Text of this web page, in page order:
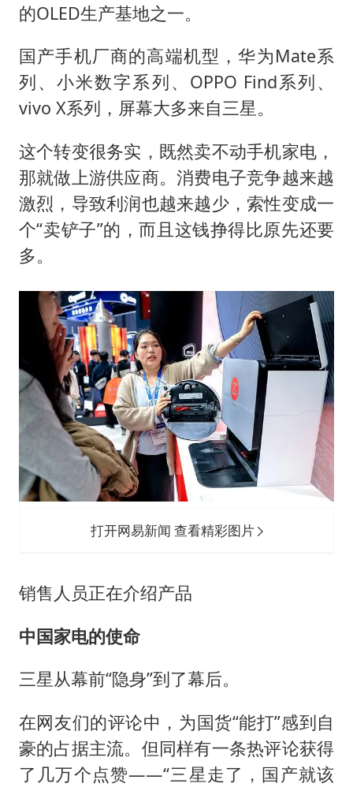
的OLED生产基地之一。
国产手机厂商的高端机型，华为Mate系
列、小米数字系列、OPPO Find系列、
vivo X系列，屏幕大多来自三星。
这个转变很务实，既然卖不动手机家电，
那就做上游供应商。消费电子竞争越来越
激烈，导致利润也越来越少，索性变成一
个“卖铲子”的，而且这钱挣得比原先还要
多。
打开网易新闻 查看精彩图片
销售人员正在介绍产品
中国家电的使命
三星从幕前“隐身”到了幕后。
在网友们的评论中，为国货“能打”感到自
豪的占据主流。但同样有一条热评论获得
了几万个点赞——“三星走了，国产就该